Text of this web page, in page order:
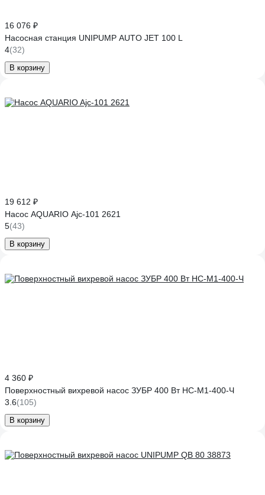
16 076 ₽
Насосная станция UNIPUMP AUTO JET 100 L
4(32)
В корзину
19 612 ₽
Насос AQUARIO Ajc-101 2621
5(43)
В корзину
4 360 ₽
Поверхностный вихревой насос ЗУБР 400 Вт НС-М1-400-Ч
3.6(105)
В корзину